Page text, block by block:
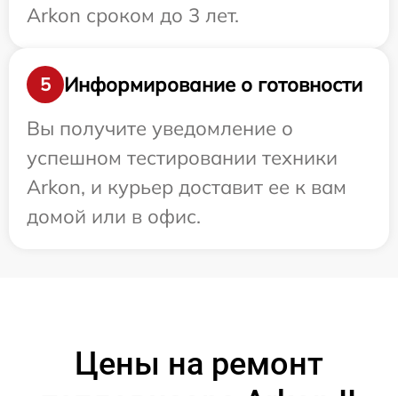
Arkon сроком до 3 лет.
5
Информирование о готовности
Вы получите уведомление о
успешном тестировании техники
Arkon, и курьер доставит ее к вам
домой или в офис.
Цены на ремонт